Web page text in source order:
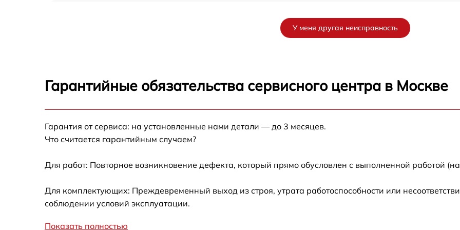
Замена процессора Hikmicro OWL OH35
OH35
от 60 мин
Замена микросхемы усилителя Hikmicro
У меня другая неисправность
Гарантийные обязательства сервисного центра в Москве
Гарантия от сервиса: на установленные нами детали — до 3 месяцев.
Что считается гарантийным случаем?
Для работ: Повторное возникновение дефекта, который прямо обусловлен с выполненной работой
Для комплектующих: Преждевременный выход из строя, утрата работоспособности или
соблюдении условий эксплуатации.
Показать полностью